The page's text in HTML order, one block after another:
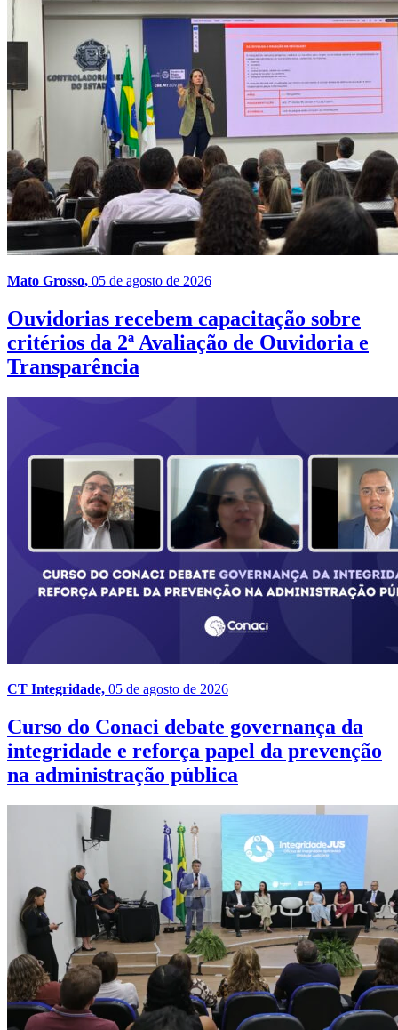
Mato Grosso, 05 de agosto de 2026
Ouvidorias recebem capacitação sobre
critérios da 2ª Avaliação de Ouvidoria e
Transparência
CT Integridade, 05 de agosto de 2026
Curso do Conaci debate governança da
integridade e reforça papel da prevenção
na administração pública